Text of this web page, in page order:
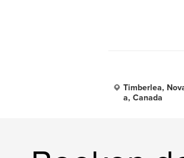
Timberlea,
a, Canada